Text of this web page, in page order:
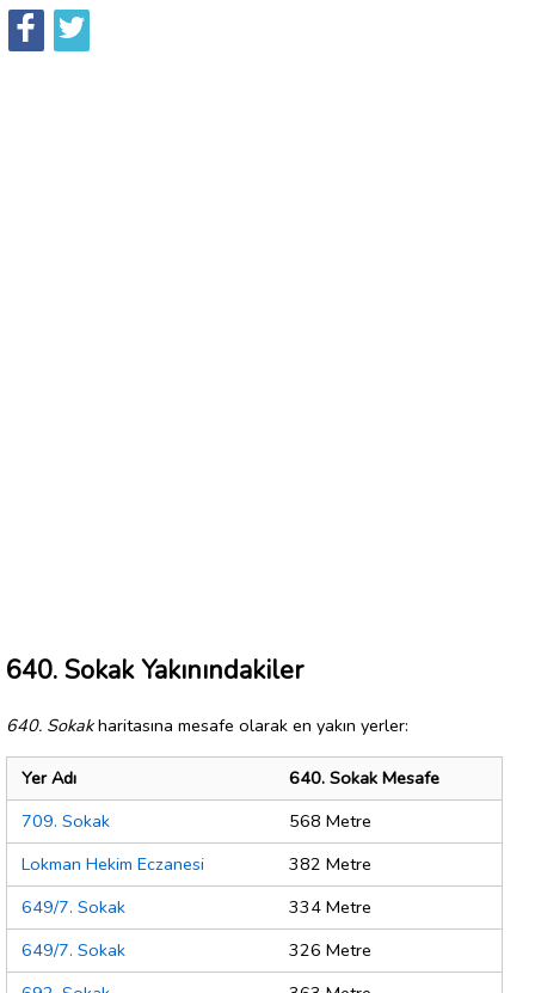
640. Sokak Yakınındakiler
640. Sokakharitasına mesafe olarak en yakın yerler:
Yer Adı
640. Sokak Mesafe
709. Sokak
568 Metre
Lokman Hekim Eczanesi
382 Metre
649/7. Sokak
334 Metre
649/7. Sokak
326 Metre